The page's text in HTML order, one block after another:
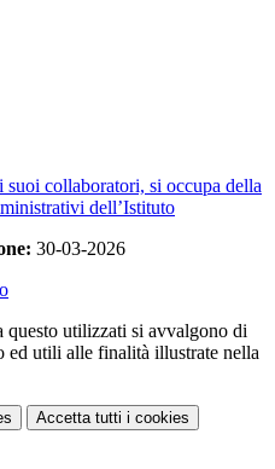
collaboratori, si occupa della
dell’Istituto
30-03-2026
questo utilizzati si avvalgono di
ed utili alle finalità illustrate nella
Accetta tutti i cookies